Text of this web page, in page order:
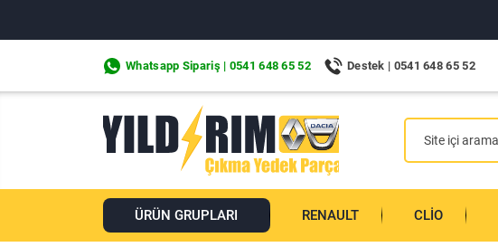
Whatsapp Sipariş | 0541 648 65 52 Destek | 0541 648 65 52
ÜRÜN GRUPLARI RENAULT CLIO